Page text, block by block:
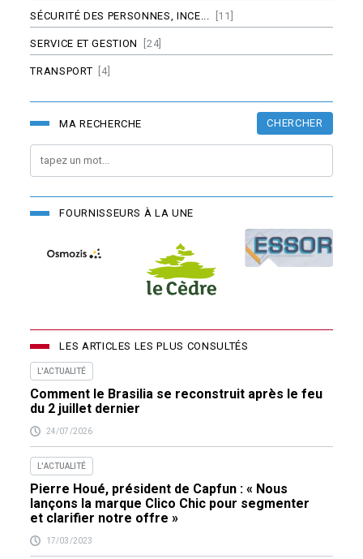
SÉCURITÉ DES PERSONNES, INCE... [11]
SERVICE ET GESTION [24]
TRANSPORT [4]
MA RECHERCHE CHERCHER
FOURNISSEURS À LA UNE
LES ARTICLES LES PLUS CONSULTÉS
L'ACTUALITÉ
Comment le Brasilia se reconstruit après le feu
du 2 juillet dernier
24/07/2026
L'ACTUALITÉ
Pierre Houé, président de Capfun : « Nous
lançons la marque Clico Chic pour segmenter
et clarifier notre offre »
17/03/2023